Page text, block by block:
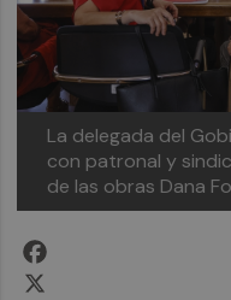
La delegada del
con patronal y
de las obras Dana